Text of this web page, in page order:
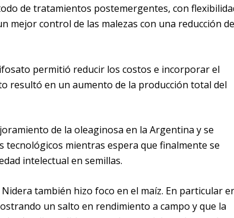
de tratamientos postemergentes, con
mejor control de las malezas con una reducción
permitió reducir los costos e incorporar el
resultó en un aumento de la producción total del
de la oleaginosa en la Argentina y se
mientras espera que finalmente se
intelectual en semillas.
también hizo foco en el maíz. En particular
un salto en rendimiento a campo y que la